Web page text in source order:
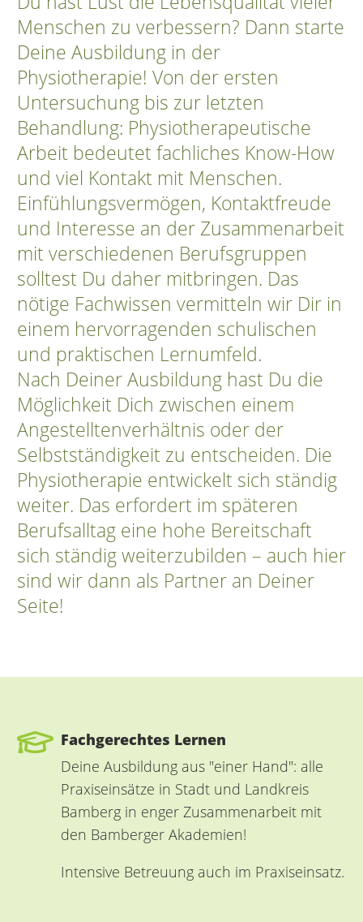
Menschen zu verbessern? Dann starte
Deine Ausbildung in der
Physiotherapie! Von der ersten
Untersuchung bis zur letzten
Behandlung: Physiotherapeutische
Arbeit bedeutet fachliches Know-How
und viel Kontakt mit Menschen.
Einfühlungsvermögen, Kontaktfreude
und Interesse an der Zusammenarbeit
mit verschiedenen Berufsgruppen
solltest Du daher mitbringen. Das
nötige Fachwissen vermitteln wir Dir in
einem hervorragenden schulischen
und praktischen Lernumfeld.
Nach Deiner Ausbildung hast Du die
Möglichkeit Dich zwischen einem
Angestelltenverhältnis oder der
Selbstständigkeit zu entscheiden. Die
Physiotherapie entwickelt sich ständig
weiter. Das erfordert im späteren
Berufsalltag eine hohe Bereitschaft
sich ständig weiterzubilden – auch hier
sind wir dann als Partner an Deiner
Seite!
Fachgerechtes Lernen
Deine Ausbildung aus "einer Hand": alle
Praxiseinsätze in Stadt und Landkreis
Bamberg in enger Zusammenarbeit mit
den Bamberger Akademien!
Intensive Betreuung auch im Praxiseinsatz.